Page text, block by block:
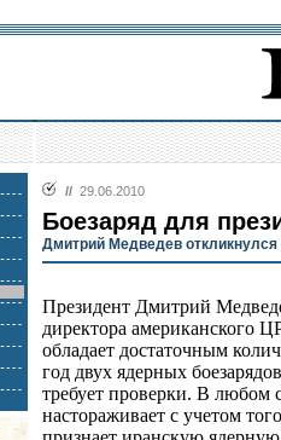
// 29.06.2010
Боезаряд для
Дмитрий Медведев
Президент Дмитрий
директора американского
обладает достаточным
год двух ядерных
требует проверки. В любом
настораживает с учетом